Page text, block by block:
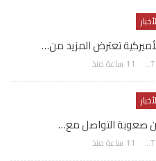
تعترض المزيد من…
AWATEF ABDELHAMED 11 ساعة منذ
عن صعوبة التواصل مع…
AWATEF ABDELHAMED 11 ساعة منذ